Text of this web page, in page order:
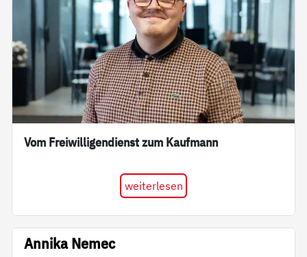
Vom Freiwilligendienst zum Kaufmann
weiterlesen
Annika Nemec